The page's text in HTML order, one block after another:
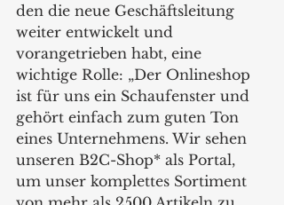
den die neue Geschäftsleitung
weiter entwickelt und
vorangetrieben habt, eine
wichtige Rolle: „Der Onlineshop
ist für uns ein Schaufenster und
gehört einfach zum guten Ton
eines Unternehmens. Wir sehen
unseren B2C-Shop* als Portal,
um unser komplettes Sortiment